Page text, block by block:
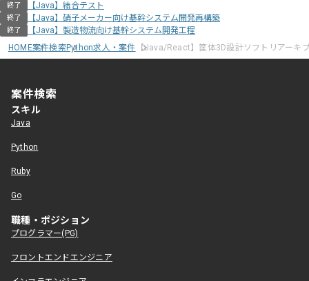
終了 【Java】結合テスト
終了 【Java】硝子メーカー向け基幹システム開発再構築
終了
【Java】製造物流向け基幹システム開発工程
HOME案件検索Python求人・案件 【Java/React】筐体3D設計ソフトリアーキ
案件検索
スキル
Java
Python
Ruby
Go
職種・ポジション
プログラマー(PG)
フロントエンドエンジニア